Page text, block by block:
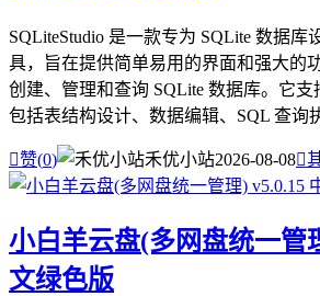
SQLiteStudio 是一款专为 SQLite 数据库
具，旨在提供简单易用的界面和强大的
创建、管理和查询 SQLite 数据库。它支
包括表结构设计、数据编辑、SQL 查询
赞(0) 禾优小站2026-08-08
小白羊云盘(多网盘统一管
文绿色版